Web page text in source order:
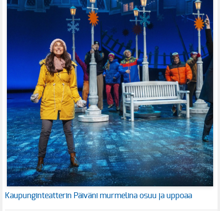
Kaupunginteatterin Päiväni murmelina osuu ja uppoaa